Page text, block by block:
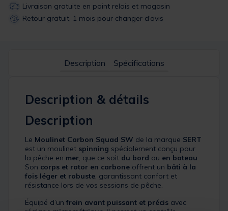
Livraison gratuite en point relais et magasin
Retour gratuit, 1 mois pour changer d’avis
Description Spécifications
Description & détails
Description
Le Moulinet Carbon Squad SW de la marque SERT
est un moulinet spinning spécialement conçu pour
la pêche en mer, que ce soit du bord ou en bateau.
Son corps et rotor en carbone offrent un bâti à la
fois léger et robuste, garantissant confort et
résistance lors de vos sessions de pêche.
Équipé d’un frein avant puissant et précis avec